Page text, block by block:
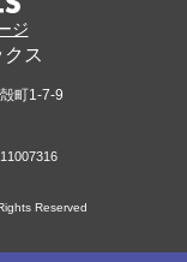
ジ
ス
町1-7-9
Reserved